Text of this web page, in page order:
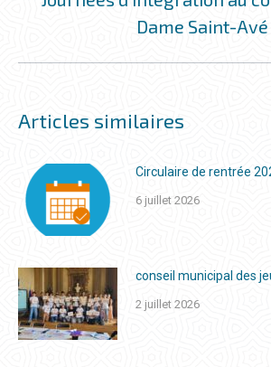
suivant
Dame Saint-Avé
Articles similaires
Circulaire de rentrée
6 juillet 2026
conseil municipal des
2 juillet 2026